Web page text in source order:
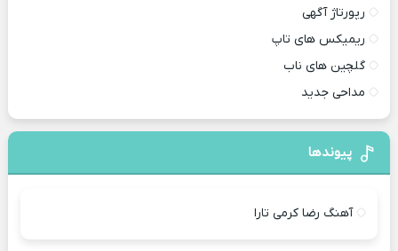
رپورتاژ آگهی
ریمیکس های تاپ
گلچین های ناب
مداحی جدید
پیوندها
آهنگ رضا کرمی تارا